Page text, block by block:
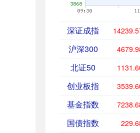
深证成指
沪深300
北证50
创业板指
基金指数
国债指数